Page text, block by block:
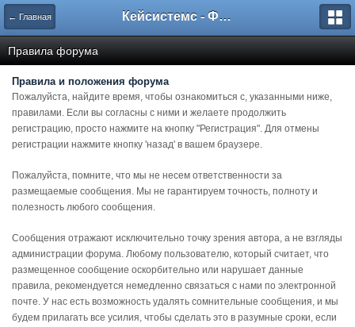
← Главная Кейсистемс - Форумы
Правила форума
Правила и положения форума
Пожалуйста, найдите время, чтобы ознакомиться с, указанными ниже,
правилами. Если вы согласны с ними и желаете продолжить
регистрацию, просто нажмите на кнопку "Регистрация". Для отмены
регистрации нажмите кнопку 'назад' в вашем браузере.
Пожалуйста, помните, что мы не несем ответственности за
размещаемые сообщения. Мы не гарантируем точность, полноту и
полезность любого сообщения.
Сообщения отражают исключительно точку зрения автора, а не взгляды
администрации форума. Любому пользователю, который считает, что
размещенное сообщение оскорбительно или нарушает данные
правила, рекомендуется немедленно связаться с нами по электронной
почте. У нас есть возможность удалять сомнительные сообщения, и мы
будем прилагать все усилия, чтобы сделать это в разумные сроки, если